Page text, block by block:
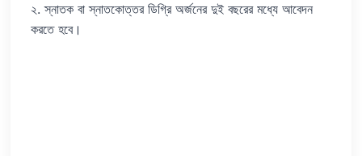
২. স্নাতক বা স্নাতকোত্তর ডিগ্রি অর্জনের দুই বছরের মধ্যে আবেদন
করতে হবে।